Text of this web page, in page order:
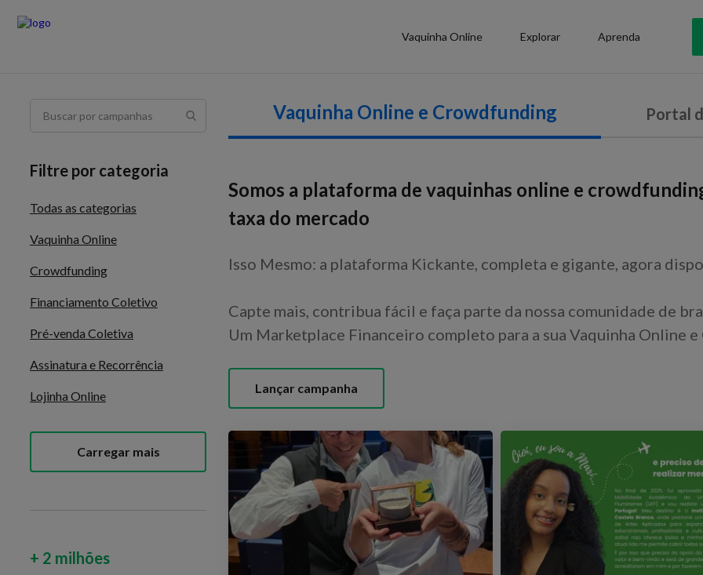
Vaquinha Online Explorar Aprenda
Vaquinha Online e Crowdfunding Portal
Somos a plataforma de vaquinhas online e
taxa do mercado
Isso Mesmo: a plataforma Kickante, completa e gigante, agora
Capte mais, contribua fácil e faça parte da nossa comunidade de
Um Marketplace Financeiro completo para a sua Vaquinha Online
Lançar campanha
Filtre por categoria
Todas as categorias
Vaquinha Online
Crowdfunding
Financiamento Coletivo
Pré-venda Coletiva
Assinatura e Recorrência
Lojinha Online
Carregar mais
+ 2 milhões